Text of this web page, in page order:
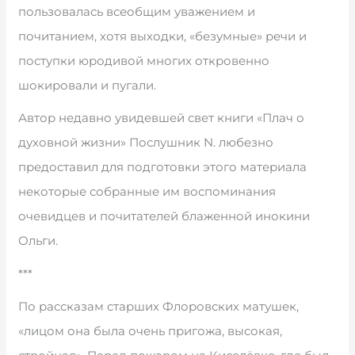
пользовалась всеобщим уважением и
почитанием, хотя выходки, «безумные» речи и
поступки юродивой многих откровенно
шокировали и пугали.
Автор недавно увидевшей свет книги «Плач о
духовной жизни» Послушник N. любезно
предоставил для подготовки этого материала
некоторые собранные им воспоминания
очевидцев и почитателей блаженной инокини
Ольги.
***
По рассказам старших Флоровских матушек,
«лицом она была очень пригожа, высокая,